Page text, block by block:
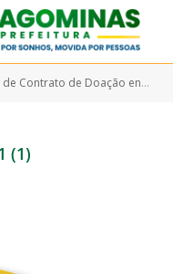
entre Mineração Paragominas S.A e a Prefeitura de Paragominas
(1)